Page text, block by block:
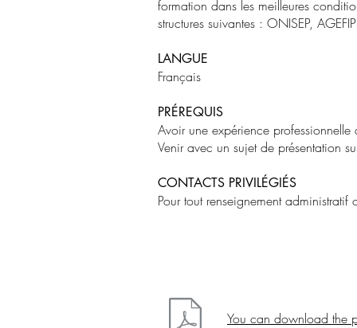
formation dans les meilleures
structures suivantes : ONISEP,
LANGUE
Français
PRÉREQUIS
Avoir une expérience
Venir avec un sujet de présentation
CONTACTS PRIVILÉGIÉS
Pour tout renseignement
You can download the